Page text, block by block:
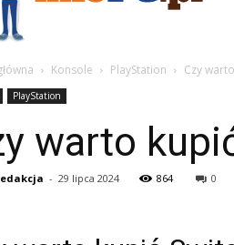
Konsole PlayStation Czy
PlayStation
warto
- 29 lipca 2024 864 0